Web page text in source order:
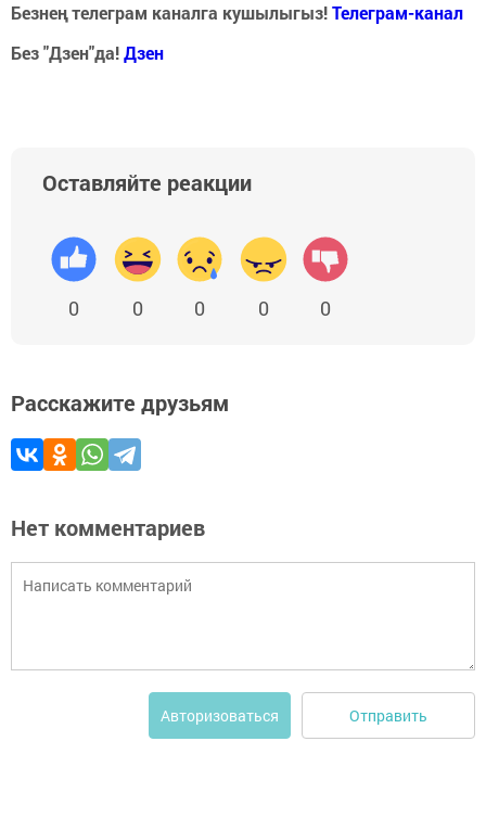
Безнең телеграм каналга кушылыгыз!Телеграм-канал
Без "Дзен"да!Дзен
Оставляйте реакции
0 0 0 0 0
Расскажите друзьям
Нет комментариев
Авторизоваться Отправить